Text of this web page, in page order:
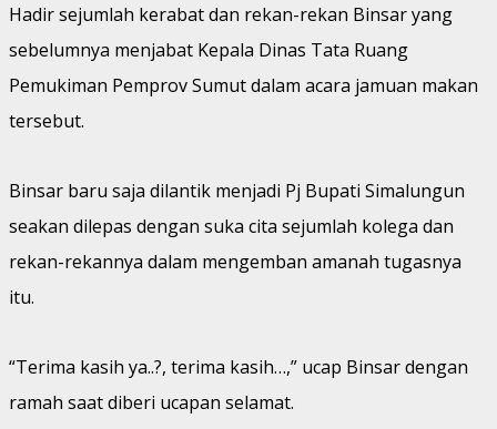
Hadir sejumlah kerabat dan rekan-rekan Binsar yang
sebelumnya menjabat Kepala Dinas Tata Ruang
Pemukiman Pemprov Sumut dalam acara jamuan makan
tersebut.
Binsar baru saja dilantik menjadi Pj Bupati Simalungun
seakan dilepas dengan suka cita sejumlah kolega dan
rekan-rekannya dalam mengemban amanah tugasnya
itu.
“Terima kasih ya..?, terima kasih…,” ucap Binsar dengan
ramah saat diberi ucapan selamat.